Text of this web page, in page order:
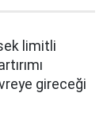
limitli
gireceği